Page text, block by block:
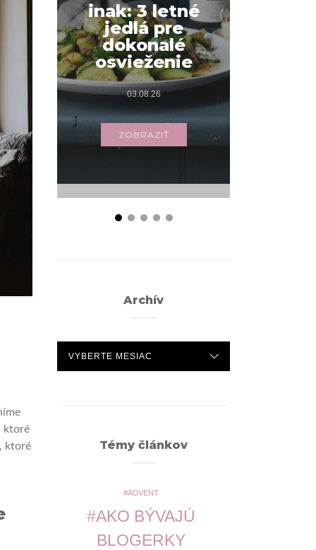
ktoré
ktoré
inak: 3 letné
jedlá pre
dokonalé
osvieženie
03.08.26
ZOBRAZIŤ
Archív
Témy článkov
ADVENT
AKO BÝVAJÚ
BLOGERKY